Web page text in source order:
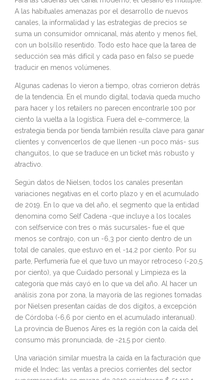
A las habituales amenazas por el desarrollo de nuevos
canales, la informalidad y las estrategias de precios se
suma un consumidor omnicanal, más atento y menos fiel,
con un bolsillo resentido. Todo esto hace que la tarea de
seducción sea más difícil y cada paso en falso se puede
traducir en menos volúmenes.
Algunas cadenas lo vieron a tiempo, otras corrieron detrás
de la tendencia. En el mundo digital, todavía queda mucho
para hacer y los retailers no parecen encontrarle 100 por
ciento la vuelta a la logística. Fuera del e-commerce, la
estrategia tienda por tienda también resulta clave para ganar
clientes y convencerlos de que llenen -un poco más- sus
changuitos, lo que se traduce en un ticket más robusto y
atractivo.
Según datos de Nielsen, todos los canales presentan
variaciones negativas en el corto plazo y en el acumulado
de 2019. En lo que va del año, el segmento que la entidad
denomina como Self Cadena -que incluye a los locales
con selfservice con tres o más sucursales- fue el que
menos se contrajo, con un -6,3 por ciento dentro de un
total de canales, que estuvo en el -14,2 por ciento. Por su
parte, Perfumería fue el que tuvo un mayor retroceso (-20,5
por ciento), ya que Cuidado personal y Limpieza es la
categoría que más cayó en lo que va del año. Al hacer un
análisis zona por zona, la mayoría de las regiones tomadas
por Nielsen presentan caídas de dos dígitos, a excepción
de Córdoba (-6,6 por ciento en el acumulado interanual).
La provincia de Buenos Aires es la región con la caída del
consumo más pronunciada, de -21,5 por ciento.
Una variación similar muestra la caída en la facturación que
mide el Indec: las ventas a precios corrientes del sector